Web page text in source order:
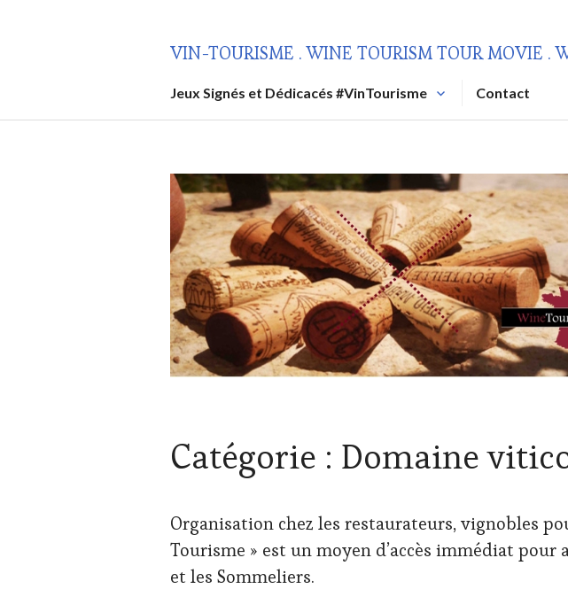
VIN-TOURISME . WINE TOURISM TOUR MOVIE .
Jeux Signés et Dédicacés #VinTourisme Contact
Catégorie : Domaine
Organisation chez les restaurateurs, vignobles
Tourisme » est un moyen d’accès immédiat
et les Sommeliers.